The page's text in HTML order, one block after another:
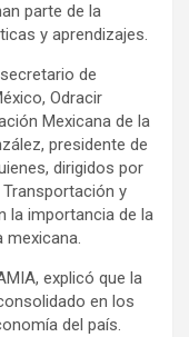
parte de la
y aprendizajes.
de
Odracir
Mexicana de la
presidente de
dirigidos por
y
la importancia de la
explicó que la
en los
del país.